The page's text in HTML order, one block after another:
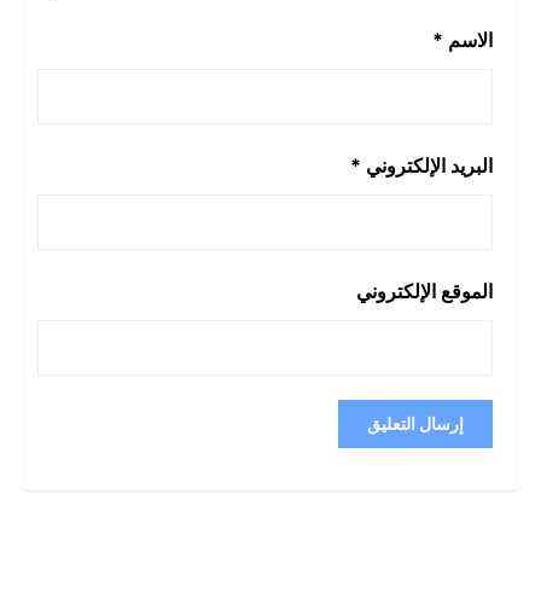
الاسم *
البريد الإلكتروني *
الموقع الإلكتروني